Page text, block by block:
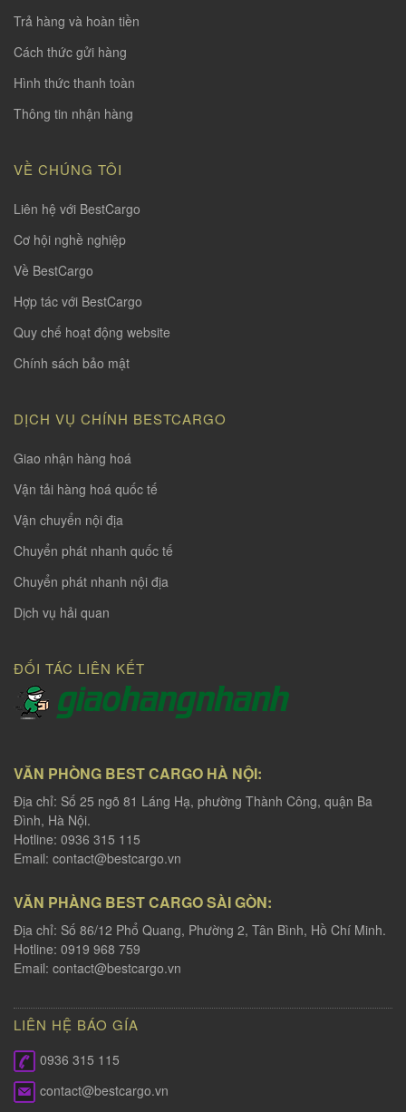
Trả hàng và hoàn tiền
Cách thức gửi hàng
Hình thức thanh toàn
Thông tin nhận hàng
VỀ CHÚNG TÔI
Liên hệ với BestCargo
Cơ hội nghề nghiệp
Về BestCargo
Hợp tác với BestCargo
Quy chế hoạt động website
Chính sách bảo mật
DỊCH VỤ CHÍNH BESTCARGO
Giao nhận hàng hoá
Vận tải hàng hoá quốc tế
Vận chuyển nội địa
Chuyển phát nhanh quốc tế
Chuyển phát nhanh nội địa
Dịch vụ hải quan
ĐỐI TÁC LIÊN KẾT
VĂN PHÒNG BEST CARGO HÀ NỘI:
Địa chỉ: Số 25 ngõ 81 Láng Hạ, phường Thành Công, quận Ba
Đình, Hà Nội.
Hotline: 0936 315 115
Email: contact@bestcargo.vn
VĂN PHÀNG BEST CARGO SÀI GÒN:
Địa chỉ: Số 86/12 Phổ Quang, Phường 2, Tân Bình, Hồ Chí Minh.
Hotline: 0919 968 759
Email: contact@bestcargo.vn
LIÊN HỆ BÁO GÍA
0936 315 115
contact@bestcargo.vn